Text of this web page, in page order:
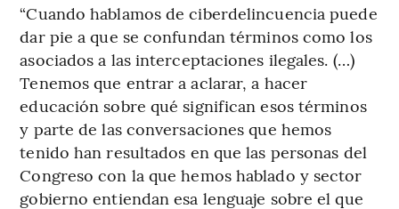
“Cuando hablamos de ciberdelincuencia puede
dar pie a que se confundan términos como los
asociados a las interceptaciones ilegales. (…)
Tenemos que entrar a aclarar, a hacer
educación sobre qué significan esos términos
y parte de las conversaciones que hemos
tenido han resultados en que las personas del
Congreso con la que hemos hablado y sector
gobierno entiendan esa lenguaje sobre el que